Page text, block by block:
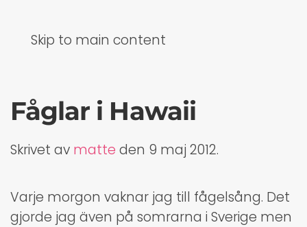
Skip to main content
Fåglar i Hawaii
Skrivet av matte den 9 maj 2012.
Varje morgon vaknar jag till fågelsång. Det
gjorde jag även på somrarna i Sverige men